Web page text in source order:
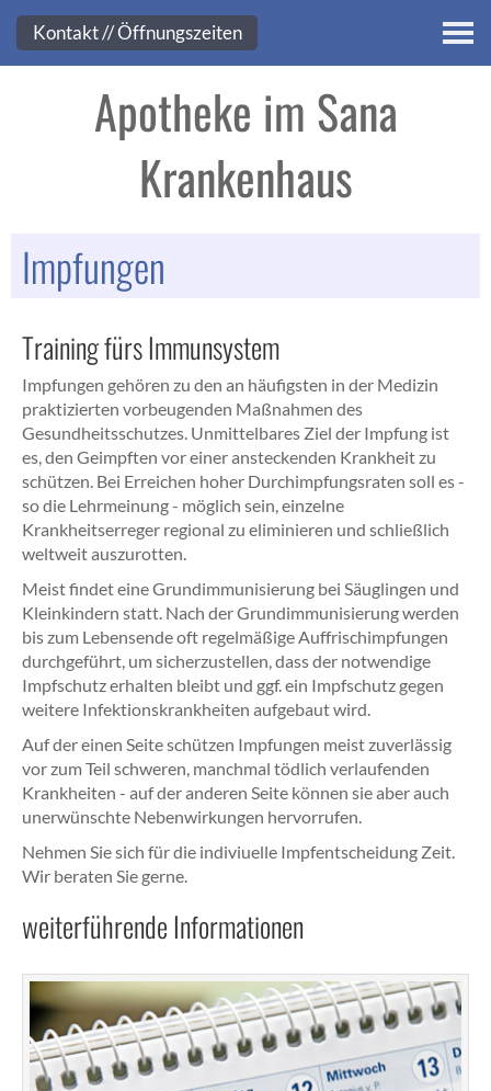
Kontakt
Apotheke im Sana
Krankenhaus
Impfungen
Training fürs Immunsystem
Impfungen gehören zu den an häufigsten in der Medizin
praktizierten vorbeugenden Maßnahmen des
Gesundheitsschutzes. Unmittelbares Ziel der Impfung ist
es, den Geimpften vor einer ansteckenden Krankheit zu
schützen. Bei Erreichen hoher Durchimpfungsraten soll es -
so die Lehrmeinung - möglich sein, einzelne
Krankheitserreger regional zu eliminieren und schließlich
weltweit auszurotten.
Meist findet eine Grundimmunisierung bei Säuglingen und
Kleinkindern statt. Nach der Grundimmunisierung werden
bis zum Lebensende oft regelmäßige Auffrischimpfungen
durchgeführt, um sicherzustellen, dass der notwendige
Impfschutz erhalten bleibt und ggf. ein Impfschutz gegen
weitere Infektionskrankheiten aufgebaut wird.
Auf der einen Seite schützen Impfungen meist zuverlässig
vor zum Teil schweren, manchmal tödlich verlaufenden
Krankheiten - auf der anderen Seite können sie aber auch
unerwünschte Nebenwirkungen hervorrufen.
Nehmen Sie sich für die indiviuelle Impfentscheidung Zeit.
Wir beraten Sie gerne.
weiterführende Informationen
Kontakt // Öffnungszeiten